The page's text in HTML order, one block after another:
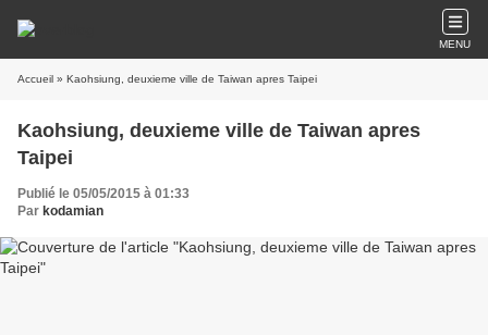
MENU
Accueil » Kaohsiung, deuxieme ville de Taiwan apres Taipei
Kaohsiung, deuxieme ville de Taiwan apres
Taipei
Publié le 05/05/2015 à 01:33
Par kodamian